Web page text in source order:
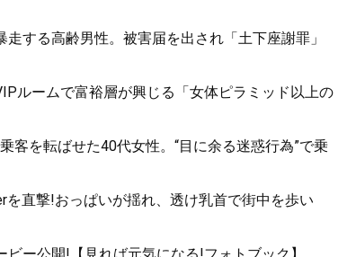
する高齢男性。被害届を出され「土下座謝罪」
ルームで富裕層が興じる「女体ピラミッド以上の
を転ばせた40代女性。“目に余る迷惑行為”で乗
直撃!おっぱいが揺れ、透け乳首で街中を歩い